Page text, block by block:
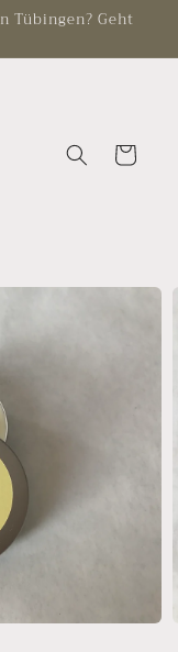
Tübingen? Geht
Warenkorb